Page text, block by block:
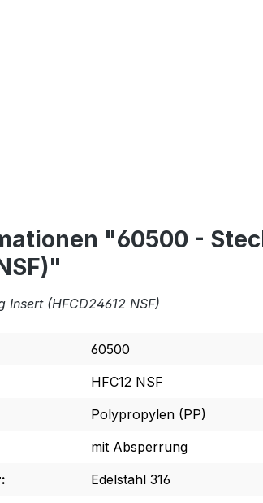
"60500 -
(HFCD24612 NSF)
60500
HFC12 NSF
Polypropylen (PP)
mit Absperrung
Edelstahl 316